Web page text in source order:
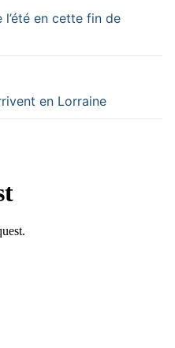
en cette fin de
en Lorraine